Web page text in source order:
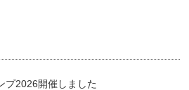
プ2026開催しました